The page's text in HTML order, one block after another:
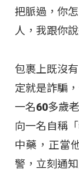
把脈過，你
人，我跟你
包裹上既沒
定就是詐騙
一名60多歲
向一名自稱
中藥，正當
警，立刻通